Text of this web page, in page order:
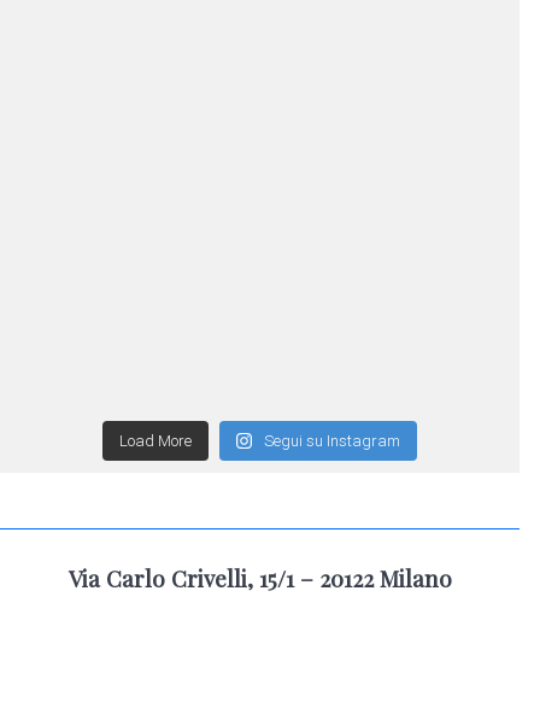
Load More Segui su Instagram
Via Carlo Crivelli, 15/1 – 20122 Milano